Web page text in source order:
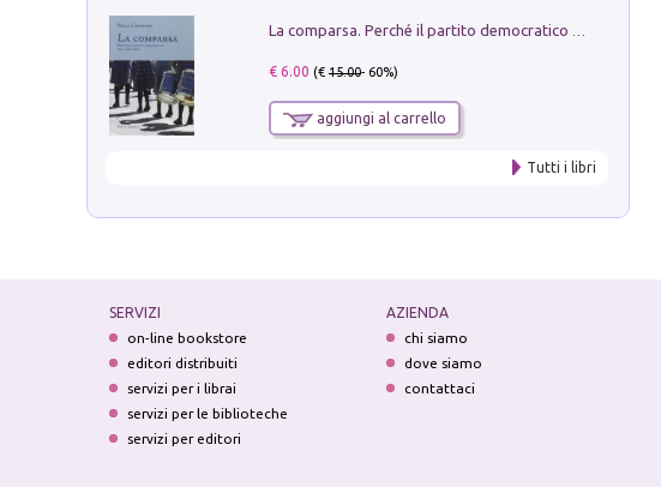
€ 6.00 (€15.00- 60%)
aggiungi al carrello
Tutti i libri
SERVIZI
on-line bookstore
editori distribuiti
servizi per i librai
servizi per le biblioteche
servizi per editori
AZIENDA
chi siamo
dove siamo
contattaci